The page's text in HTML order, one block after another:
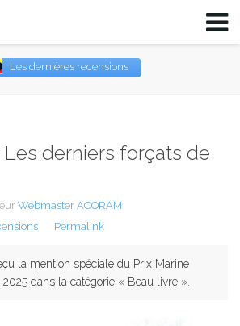
Les dernières recensions
derniers forçats de
Webmaster ACORAM
Permalink
la mention spéciale du Prix Marine
dans la catégorie « Beau livre ».
Me